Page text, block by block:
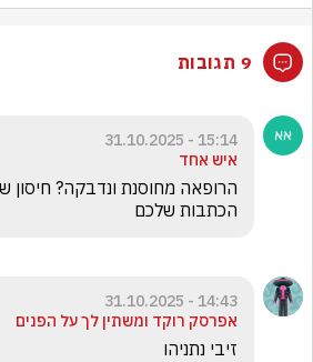
9 תגובות
15:14 - 31.10.2025
איש אחד
הכתבות שלכם
14:43 - 31.10.2025
אפרסק רוקד ומשתין לך על הפנים
זיבי נתניהו